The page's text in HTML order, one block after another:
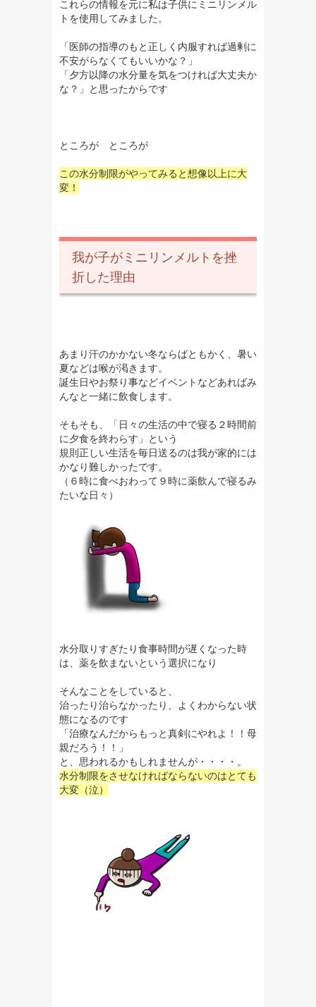
これらの情報を元に私は子供にミニリンメル
トを使用してみました。
「医師の指導のもと正しく内服すれば過剰に
不安がらなくてもいいかな？」
「夕方以降の水分量を気をつければ大丈夫か
な？」と思ったからです
ところが ところが
この水分制限がやってみると想像以上に大
変！
我が子がミニリンメルトを挫
折した理由
あまり汗のかかない冬ならばともかく、 暑い
夏などは喉が渇きます。
誕生日やお祭り事などイベントなどあればみ
んなと一緒に飲食します。
そもそも、「日々の生活の中で寝る２時間前
に夕食を終わらす」という
規則正しい生活を毎日送るのは我が家的には
かなり難しかったです。
（６時に食べおわって９時に薬飲んで寝るみ
たいな日々）
水分取りすぎたり食事時間が遅くなった時
は、薬を飲まないという選択になり
そんなことをしていると、
治ったり治らなかったり、よくわからない状
態になるのです
「治療なんだからもっと真剣にやれよ！！母
親だろう！！」
と、思われるかもしれませんが・・・・。
水分制限をさせなければならないのはとても
大変（泣）